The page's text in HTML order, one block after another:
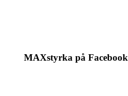
MAXstyrka på Facebook